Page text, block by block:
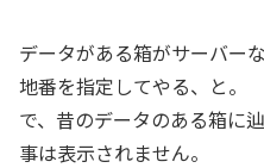
データがある箱がサーバー
地番を指定してやる、と。
で、昔のデータのある箱に
事は表示されません。